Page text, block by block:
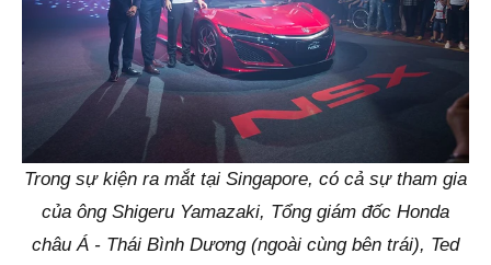
Trong sự kiện ra mắt tại Singapore, có cả sự tham gia
của ông Shigeru Yamazaki, Tổng giám đốc Honda
châu Á - Thái Bình Dương (ngoài cùng bên trái), Ted